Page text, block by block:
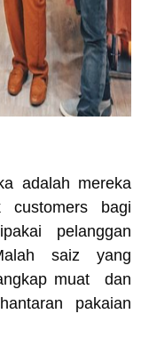
adalah mereka
customers bagi
pelanggan
saiz yang
muat dan
pakaian